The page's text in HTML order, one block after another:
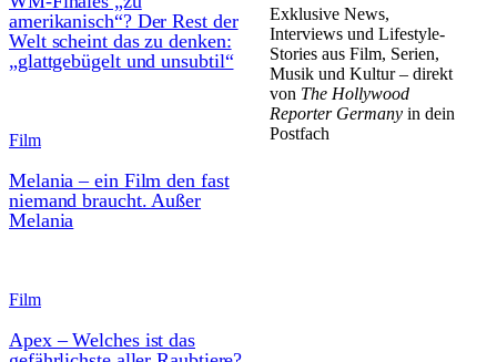
amerikanisch“? Der Rest der
Welt scheint das zu denken:
„glattgebügelt und unsubtil“
Film
Melania – ein Film den fast
niemand braucht. Außer
Melania
Film
Apex – Welches ist das
Exklusive News,
Interviews und Lifestyle-
Stories aus Film, Serien,
Musik und Kultur – direkt
von The Hollywood
Reporter Germany in dein
Postfach